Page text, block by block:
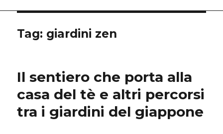
Tag: giardini zen
Il sentiero che porta alla
casa del tè e altri percorsi
tra i giardini del giappone